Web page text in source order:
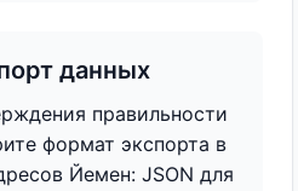
данных
правильности
формат экспорта в
Йемен: JSON для